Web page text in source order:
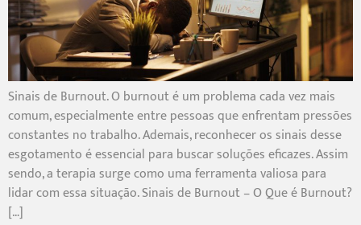
Sinais de Burnout. O burnout é um problema cada vez mais
comum, especialmente entre pessoas que enfrentam pressões
constantes no trabalho. Ademais, reconhecer os sinais desse
esgotamento é essencial para buscar soluções eficazes. Assim
sendo, a terapia surge como uma ferramenta valiosa para
lidar com essa situação. Sinais de Burnout – O Que é Burnout?
[…]